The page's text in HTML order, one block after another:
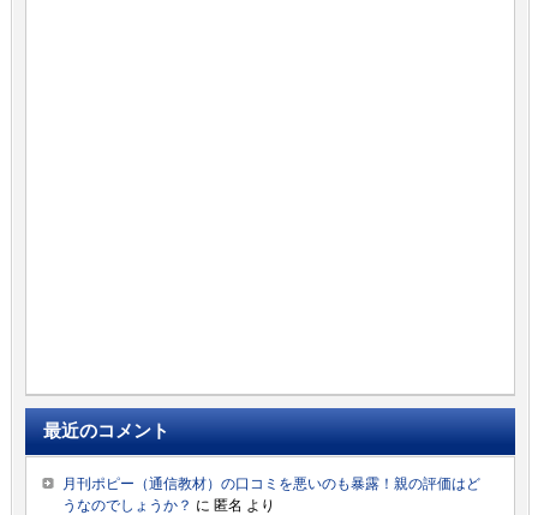
最近のコメント
月刊ポピー（通信教材）の口コミを悪いのも暴露！親の評価はど
うなのでしょうか？ に 匿名 より